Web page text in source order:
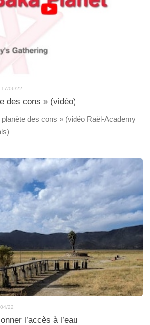
17/06/22
des cons » (vidéo)
des cons » (vidéo Raël-Academy
22
l’accès à l’eau